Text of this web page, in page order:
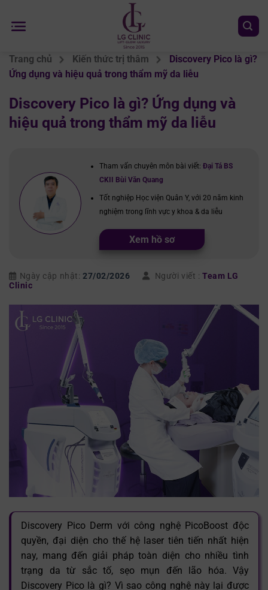
đến
Trang chủ Kiến thức trị thâm
Discovery Pico là gì?
Ứng dụng và hiệu quả trong thẩm mỹ da liễu
Discovery Pico là gì? Ứng dụng và
hiệu quả trong thẩm mỹ da liễu
Tham vấn chuyên môn bài viết: Đại Tá BS
CKII Bùi Văn Quang
Tốt nghiệp Học viện Quân Y, với 20 năm kinh
nghiệm trong lĩnh vực y khoa & da liễu
Xem hồ sơ
Ngày cập nhật: 27/02/2026 Người viết : Team LG
Clinic
Discovery Pico Derm với công nghệ PicoBoost độc
quyền, đại diện cho thế hệ laser tiên tiến nhất hiện
nay, mang đến giải pháp toàn diện cho nhiều tình
trạng da từ sắc tố, sẹo mụn đến lão hóa. Vậy
Discovery Pico là gì? Vì sao công nghệ này lại được